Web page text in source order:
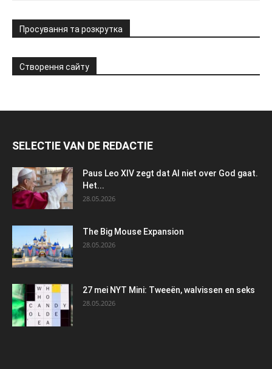
Просування та розкрутка
Створення сайту
SELECTIE VAN DE REDACTIE
Paus Leo XIV zegt dat AI niet over God gaat.
Het...
28.05.2026
The Big Mouse Expansion
28.05.2026
27 mei NYT Mini: Tweeën, walvissen en seks
28.05.2026